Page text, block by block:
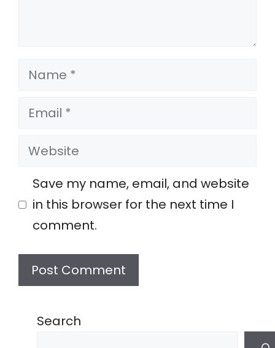
Name
Email
Website
Save my name, email, and website
in this browser for the next time I
comment.
Search